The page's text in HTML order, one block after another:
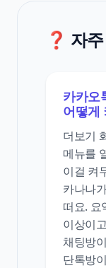
❓ 자
카카오
어떻게
더보기
메뉴를
이걸 켜
카나나
떠요. 요
이상이
채팅방
단톡방